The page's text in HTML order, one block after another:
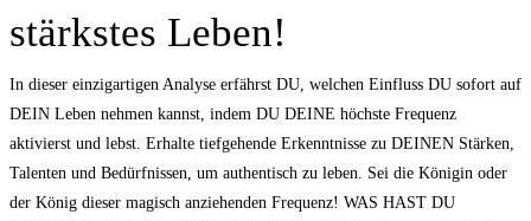
stärkstes Leben!
In dieser einzigartigen Analyse erfährst DU, welchen Einfluss DU sofort auf
DEIN Leben nehmen kannst, indem DU DEINE höchste Frequenz
aktivierst und lebst. Erhalte tiefgehende Erkenntnisse zu DEINEN Stärken,
Talenten und Bedürfnissen, um authentisch zu leben. Sei die Königin oder
der König dieser magisch anziehenden Frequenz! WAS HAST DU